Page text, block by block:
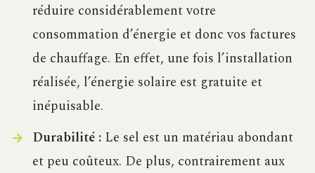
réduire considérablement votre
consommation d’énergie et donc vos factures
de chauffage. En effet, une fois l’installation
réalisée, l’énergie solaire est gratuite et
inépuisable.
Durabilité :Le sel est un matériau abondant
et peu coûteux. De plus, contrairement aux